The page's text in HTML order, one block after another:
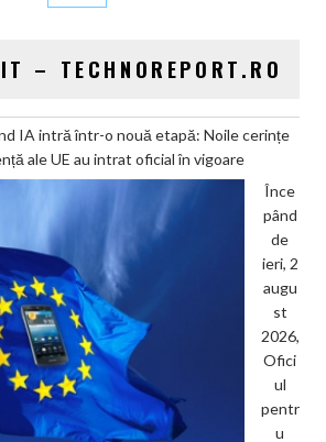
– TECHNOREPORT.RO
IA intră într-o nouă etapă: Noile cerințe
ale UE au intrat oficial în vigoare
Înce
pând
de
ieri, 2
augu
st
2026,
Ofici
ul
pentr
u